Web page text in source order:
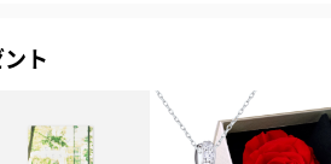
レープフルーツ）
ト